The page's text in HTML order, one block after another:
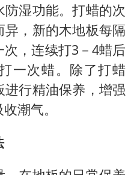
湿功能。打蜡的次
，新的木地板每隔
，连续打3－4蜡后
一次蜡。除了打蜡
行精油保养，增强
潮气。